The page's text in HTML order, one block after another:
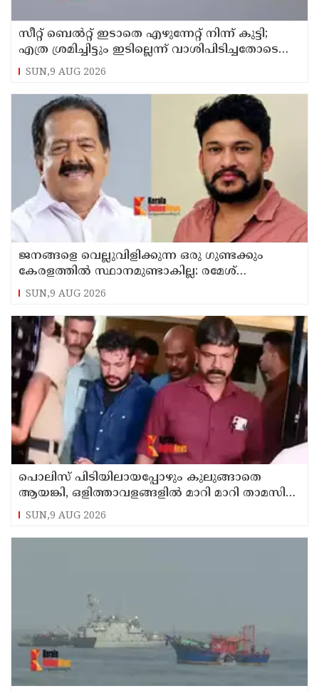
സീറ്റ് ബെല്‍റ്റ് ഇടാതെ എഴുന്നേറ്റ് നിന്ന് കുട്ടി;
എത്ര ശ്രമിച്ചിട്ടും ഇടില്ലെന്ന് വാശിപിടിച്ചതോടെ
വിമാനം റദ്ദാക്കി
SUN,9 AUG 2026
ജനങ്ങളെ വെല്ലുവിളിക്കുന്ന ഒരു ഗുണ്ടക്കും
കേരളത്തില്‍ സ്ഥാനമുണ്ടാകില്ല: രമേശ്
ചെന്നിത്തല
SUN,9 AUG 2026
പൊലിസ് പിടിയിലായപ്പോഴും കുലുങ്ങാതെ
ആയങ്കി, ഒളിത്താവളങ്ങളില്‍ മാറി മാറി താമസിച്ച്
കണ്ണൂരിലെ ക്വട്ടേഷന്‍ നേതാവ്
SUN,9 AUG 2026